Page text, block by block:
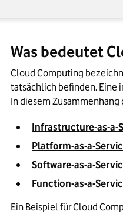
Was bedeutet
Cloud Computing
tatsächlich befinden. Eine
In diesem
Infrastructure-as-a-
Platform-as-a-
Software-as-a-
Function-as-a-
Ein Beispiel für Cloud